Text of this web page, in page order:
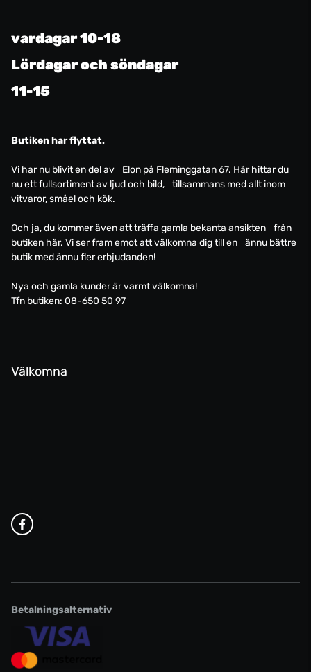
vardagar 10-18
Lördagar och söndagar
11-15
Butiken har flyttat.
Vi har nu blivit en del av Elon på Fleminggatan 67. Här hittar du
nu ett fullsortiment av ljud och bild, tillsammans med allt inom
vitvaror, småel och kök.
Och ja, du kommer även att träffa gamla bekanta ansikten från
butiken här. Vi ser fram emot att välkomna dig till en ännu bättre
butik med ännu fler erbjudanden!
Nya och gamla kunder är varmt välkomna!
Tfn butiken: 08-650 50 97
Välkomna
Betalningsalternativ